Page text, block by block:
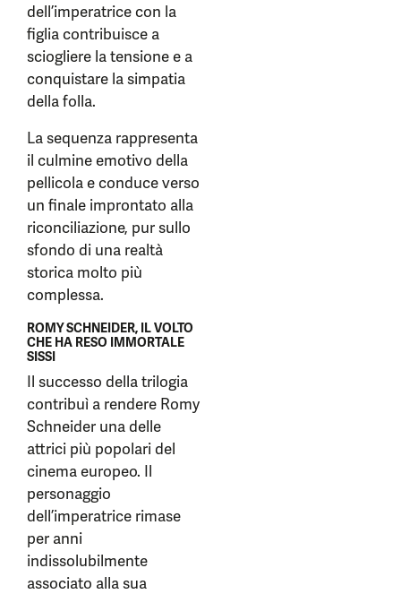
dell’imperatrice con la
figlia contribuisce a
sciogliere la tensione e a
conquistare la simpatia
della folla.
La sequenza rappresenta
il culmine emotivo della
pellicola e conduce verso
un finale improntato alla
riconciliazione, pur sullo
sfondo di una realtà
storica molto più
complessa.
ROMY SCHNEIDER, IL VOLTO
CHE HA RESO IMMORTALE
SISSI
Il successo della trilogia
contribuì a rendere Romy
Schneider una delle
attrici più popolari del
cinema europeo. Il
personaggio
dell’imperatrice rimase
per anni
indissolubilmente
associato alla sua